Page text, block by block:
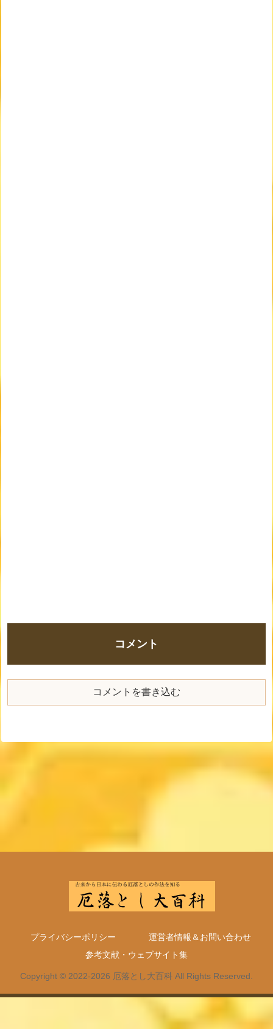
コメント
コメントを書き込む
プライバシーポリシー
運営者情報＆お問い合わせ
参考文献・ウェブサイト集
Copyright © 2022-2026 厄落とし大百科 All Rights Reserved.